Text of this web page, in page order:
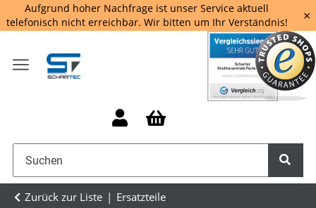
Aufgrund hoher Nachfrage ist unser Service aktuell
telefonisch nicht erreichbar. Wir bitten um Ihr Verständnis!
×
Zurück zur Liste Ersatzteile